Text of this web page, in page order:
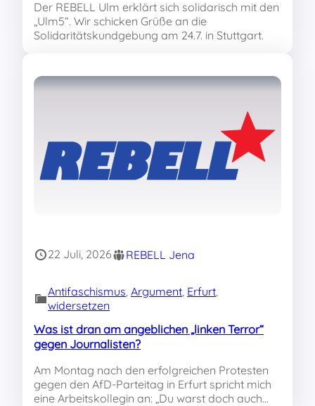
Der REBELL Ulm erklärt sich solidarisch mit den
„Ulm5“. Wir schicken Grüße an die
Solidaritätskundgebung am 24.7. in Stuttgart.
22 Juli, 2026 REBELL Jena
Antifaschismus Argument Erfurt
widersetzen
Was ist dran am angeblichen „linken Terror“
gegen Journalisten?
Am Montag nach den erfolgreichen Protesten
gegen den AfD-Parteitag in Erfurt spricht mich
eine Arbeitskollegin an: „Du warst doch auch…